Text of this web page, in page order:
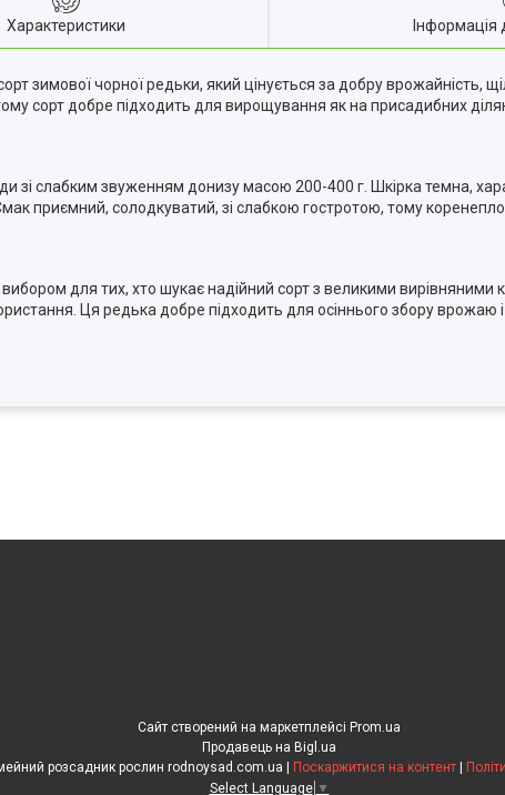
Характеристики
зимової чорної редьки, який цінується за добру врожайність,
сорт добре підходить для вирощування як на присадибних
зі слабким звуженням донизу масою 200-400 г. Шкірка темна,
приємний, солодкуватий, зі слабкою гостротою, тому
для тих, хто шукає надійний сорт з великими
Ця редька добре підходить для осіннього збору врожаю і
Сайт створений на маркетплейсі Prom.ua
Продавець на Bigl.ua
Поскаржитися на контент
Select Language ▼